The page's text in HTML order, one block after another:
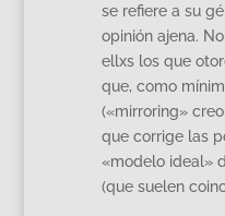
se refiere a su
opinión ajena.
ellxs los que
que, como
(«mirroring»
que corrige las
«modelo ideal»
(que suelen